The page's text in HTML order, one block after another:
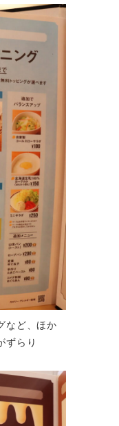
など、ほか
ずらり